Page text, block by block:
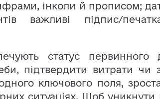
інколи й прописом;
важливі підпис/
статус
підтвердити витрати чи
ключового поля,
ситуаціях. Щоб